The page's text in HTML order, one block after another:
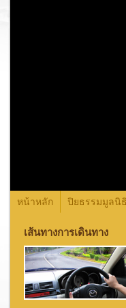
หน้าหลัก ปิยธรรมมูลนิธิ
เส้นทางการเดินทาง